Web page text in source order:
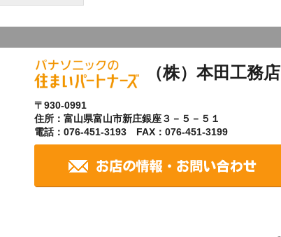
（株）本田工務店
〒930-0991
住所：富山県富山市新庄銀座３－５－５１
電話：076-451-3193 FAX：076-451-3199